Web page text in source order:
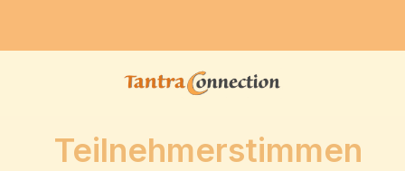
Teilnehmerstimmen